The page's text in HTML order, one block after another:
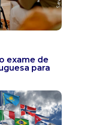
exame de
para